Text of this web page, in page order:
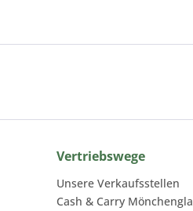
Vertriebswege
Unsere Verkaufsstellen
Cash & Carry